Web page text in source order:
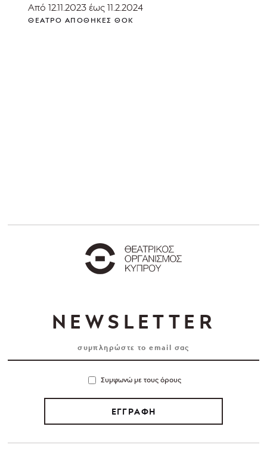
Από 12.11.2023 έως 11.2.2024
ΘΈΑΤΡΟ ΑΠΟΘΉΚΕΣ ΘΟΚ
NEWSLETTER
Συμφωνώ με τους όρους
ΕΓΓΡΑΦΗ